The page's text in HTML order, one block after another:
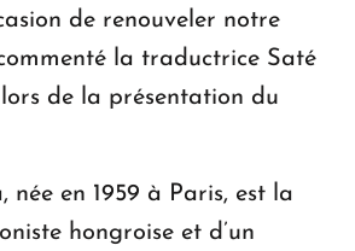
de renouveler notre
la traductrice Saté
de la présentation du
née en 1959 à Paris, est la
hongroise et d’un